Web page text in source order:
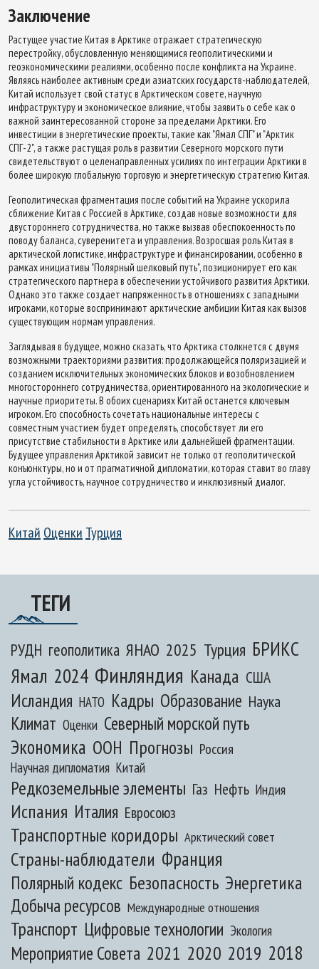
Заключение
Растущее участие Китая в Арктике отражает стратегическую
перестройку, обусловленную меняющимися геополитическими и
геоэкономическими реалиями, особенно после конфликта на Украине.
Являясь наиболее активным среди азиатских государств-наблюдателей,
Китай использует свой статус в Арктическом совете, научную
инфраструктуру и экономическое влияние, чтобы заявить о себе как о
важной заинтересованной стороне за пределами Арктики. Его
инвестиции в энергетические проекты, такие как "Ямал СПГ" и "Арктик
СПГ-2", а также растущая роль в развитии Северного морского пути
свидетельствуют о целенаправленных усилиях по интеграции Арктики в
более широкую глобальную торговую и энергетическую стратегию Китая.
Геополитическая фрагментация после событий на Украине ускорила
сближение Китая с Россией в Арктике, создав новые возможности для
двустороннего сотрудничества, но также вызвав обеспокоенность по
поводу баланса, суверенитета и управления. Возросшая роль Китая в
арктической логистике, инфраструктуре и финансировании, особенно в
рамках инициативы "Полярный шелковый путь", позиционирует его как
стратегического партнера в обеспечении устойчивого развития Арктики.
Однако это также создает напряженность в отношениях с западными
игроками, которые воспринимают арктические амбиции Китая как вызов
существующим нормам управления.
Заглядывая в будущее, можно сказать, что Арктика столкнется с двумя
возможными траекториями развития: продолжающейся поляризацией и
созданием исключительных экономических блоков и возобновлением
многостороннего сотрудничества, ориентированного на экологические и
научные приоритеты. В обоих сценариях Китай останется ключевым
игроком. Его способность сочетать национальные интересы с
совместным участием будет определять, способствует ли его
присутствие стабильности в Арктике или дальнейшей фрагментации.
Будущее управления Арктикой зависит не только от геополитической
конъюнктуры, но и от прагматичной дипломатии, которая ставит во главу
угла устойчивость, научное сотрудничество и инклюзивный диалог.
Китай Оценки Турция
ТЕГИ
РУДН геополитика ЯНАО 2025 Турция БРИКС
Ямал 2024 Финляндия Канада США
Исландия НАТО Кадры Образование Наука
Климат Оценки Северный морской путь
Экономика ООН Прогнозы Россия
Научная дипломатия Китай
Редкоземельные элементы Газ Нефть Индия
Испания Италия Евросоюз
Транспортные коридоры Арктический совет
Страны-наблюдатели Франция
Полярный кодекс Безопасность Энергетика
Добыча ресурсов Международные отношения
Транспорт Цифровые технологии Экология
Мероприятие Совета 2021 2020 2019 2018